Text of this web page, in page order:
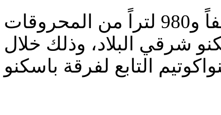
أعلن الدرك الوطني ضبط 68 ألفاً و980 لتراً من المحروقات
شرقي البلاد، وذلك خلال